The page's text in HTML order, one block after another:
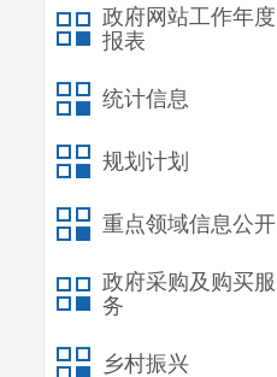
政府网站工作年度
报表
统计信息
规划计划
重点领域信息公开
政府采购及购买服
务
乡村振兴